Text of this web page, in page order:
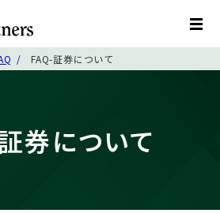
FAQ-証券について
券について